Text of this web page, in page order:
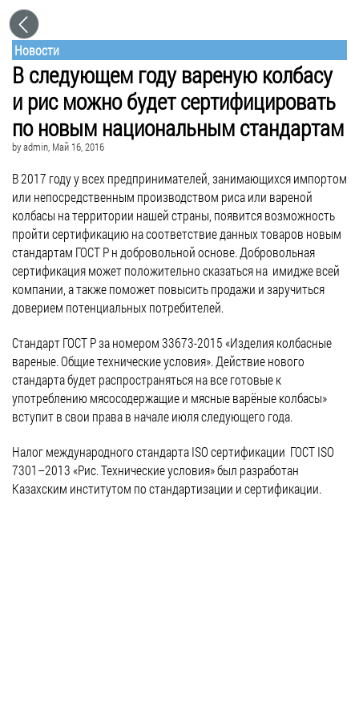
Новости
В следующем году вареную колбасу
и рис можно будет сертифицировать
по новым национальным стандартам
byadmin, Май 16, 2016
В 2017 году у всех предпринимателей, занимающихся импортом
или непосредственным производством риса или вареной
колбасы на территории нашей страны, появится возможность
пройти сертификацию на соответствие данных товаров новым
стандартам ГОСТ Р н добровольной основе. Добровольная
сертификация может положительно сказаться на имидже всей
компании, а также поможет повысить продажи и заручиться
доверием потенциальных потребителей.
Стандарт ГОСТ Р за номером 33673-2015 «Изделия колбасные
вареные. Общие технические условия». Действие нового
стандарта будет распространяться на все готовые к
употреблению мясосодержащие и мясные варёные колбасы»
вступит в свои права в начале июля следующего года.
Налог международного стандарта ISO сертификации ГОСТ ISO
7301–2013 «Рис. Технические условия» был разработан
Казахским институтом по стандартизации и сертификации.